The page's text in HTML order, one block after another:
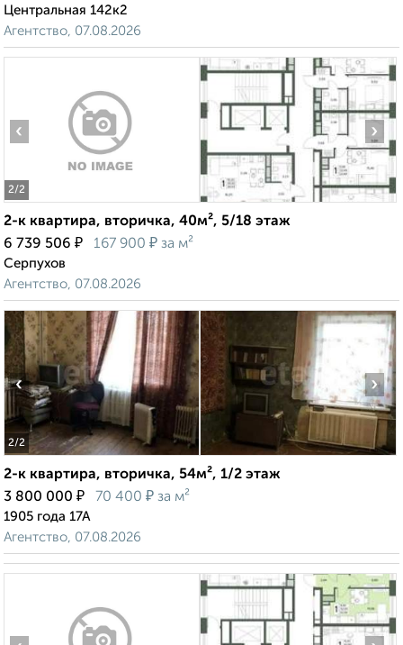
Центральная 142к2
Агентство, 07.08.2026
2/2
‹ ›
2-к квартира, вторичка, 40м², 5/18 этаж
6 739 506 ₽ 167 900 ₽ за м²
Серпухов
Агентство, 07.08.2026
2/2
‹ ›
2-к квартира, вторичка, 54м², 1/2 этаж
3 800 000 ₽ 70 400 ₽ за м²
1905 года 17А
Агентство, 07.08.2026